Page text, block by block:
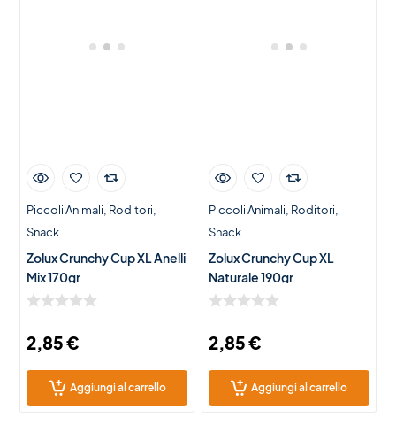
Piccoli Animali Roditori
Snack
Zolux Crunchy Cup XL Anelli
Mix 170gr
2,85€
Aggiungi al carrello
Piccoli Animali Roditori
Snack
Zolux Crunchy Cup XL
Naturale 190gr
2,85€
Aggiungi al carrello